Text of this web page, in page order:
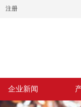
注册
企业新闻